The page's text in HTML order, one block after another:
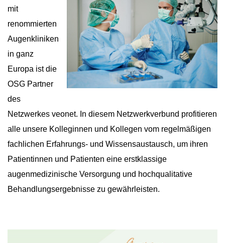
mit
renommierten
Augenkliniken
in ganz
Europa ist die
OSG Partner
des
Netzwerkes veonet. In diesem Netzwerkverbund profitieren
alle unsere Kolleginnen und Kollegen vom regelmäßigen
fachlichen Erfahrungs- und Wissensaustausch, um ihren
Patientinnen und Patienten eine erstklassige
augenmedizinische Versorgung und hochqualitative
Behandlungsergebnisse zu gewährleisten.